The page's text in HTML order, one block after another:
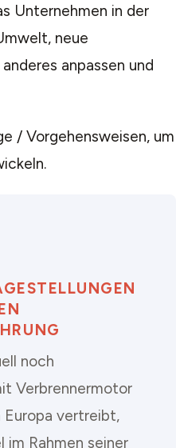
Unternehmen in der
neue
anpassen und
/ Vorgehensweisen, um
noch
Verbrennermotor
Europa vertreibt,
im Rahmen seiner